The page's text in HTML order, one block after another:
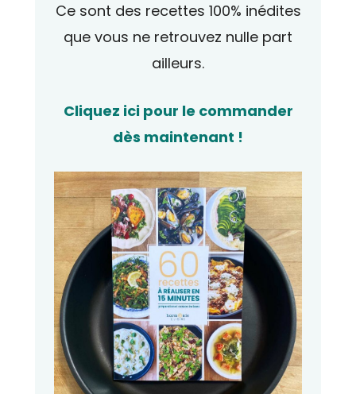
Ce sont des recettes 100% inédites
que vous ne retrouvez nulle part
ailleurs.
Cliquez ici pour le commander
dès maintenant !